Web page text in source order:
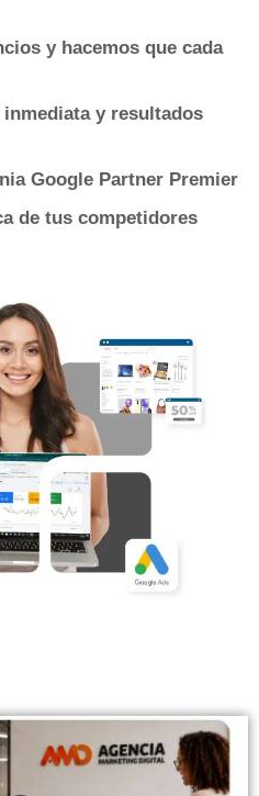
y hacemos que cada
y resultados
Google Partner Premier
de tus competidores